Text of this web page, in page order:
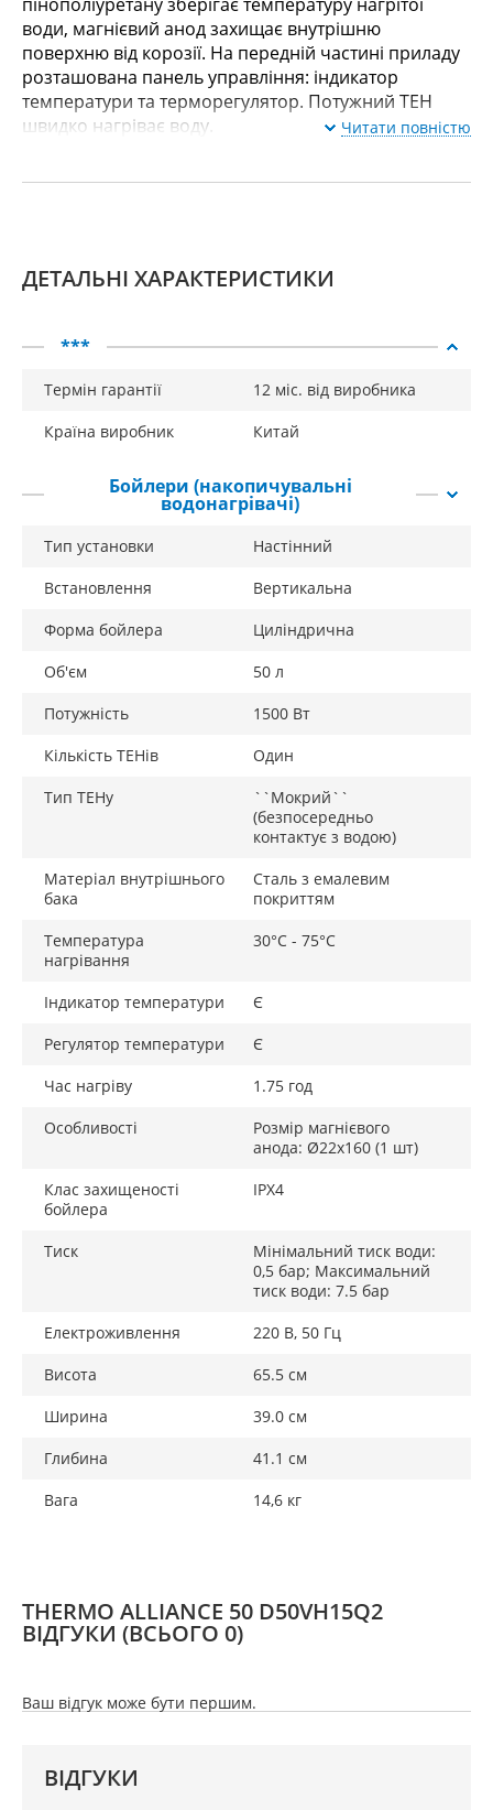
води, магнієвий анод захищає внутрішню
поверхню від корозії. На передній частині приладу
розташована панель управління: індикатор
температури та терморегулятор. Потужний ТЕН
швидко нагріває воду.
Читати повністю
ДЕТАЛЬНІ ХАРАКТЕРИСТИКИ
***
Термін гарантії
12 міс. від виробника
Країна виробник
Китай
Бойлери (накопичувальні
водонагрівачі)
Тип установки
Настінний
Встановлення
Вертикальна
Форма бойлера
Циліндрична
Об'єм
50 л
Потужність
1500 Вт
Кількість ТЕНів
Один
Тип ТЕНу
``Мокрий``
(безпосередньо
контактує з водою)
Матеріал внутрішнього
бака
Сталь з емалевим
покриттям
Температура
нагрівання
30°C - 75°С
Індикатор температури
Є
Регулятор температури
Є
Час нагріву
1.75 год
Особливості
Розмір магнієвого
анода: Ø22х160 (1 шт)
Клас захищеності
бойлера
IPX4
Тиск
Мінімальний тиск води:
0,5 бар; Максимальний
тиск води: 7.5 бар
Електроживлення
220 В, 50 Гц
Висота
65.5 см
Ширина
39.0 см
Глибина
41.1 см
Вага
14,6 кг
THERMO ALLIANCE 50 D50VH15Q2
ВІДГУКИ (ВСЬОГО 0)
Ваш відгук може бути першим.
ВІДГУКИ